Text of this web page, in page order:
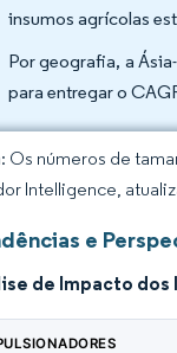
insumos agrícolas
Por geografia, a
para entregar o
Os números de
Intelligence,
e
de Impacto